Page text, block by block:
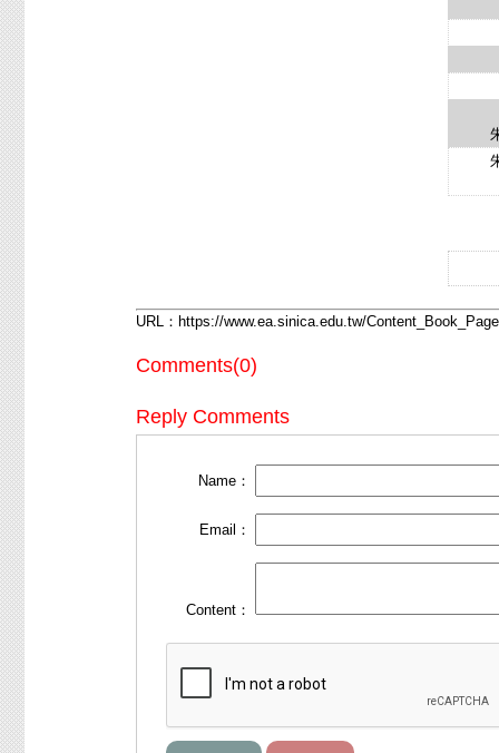
悲
真
台
追
朱
朱
URL： https://www.ea.sinica.edu.tw/
Comments(0)
Reply Comments
Name：
Email：
Content：